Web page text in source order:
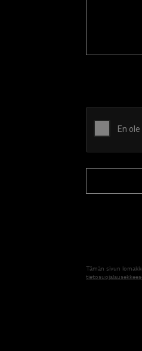
Tämän sivun